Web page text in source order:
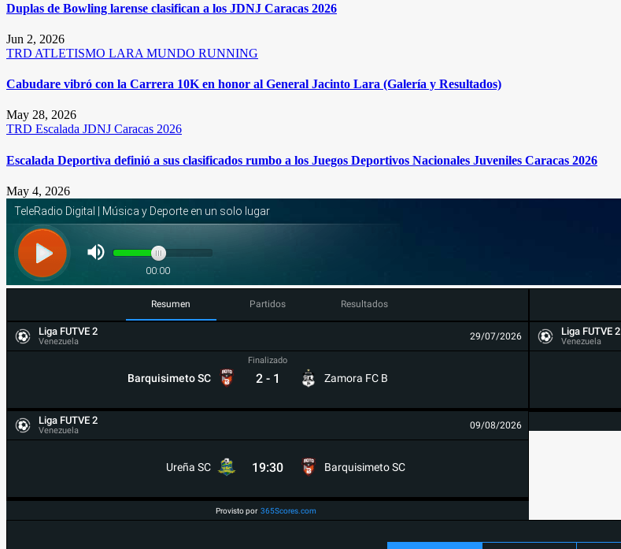
Duplas de Bowling larense clasifican a los JDNJ Caracas 2026
Jun 2, 2026
TRD ATLETISMO LARA MUNDO RUNNING
Cabudare vibró con la Carrera 10K en honor al General Jacinto Lara (Galería y Resultados)
May 28, 2026
TRD Escalada JDNJ Caracas 2026
Escalada Deportiva definió a sus clasificados rumbo a los Juegos Deportivos Nacionales Juveniles Caracas 2026
May 4, 2026
Resumen Partidos Resultados
Liga FUTVE 2
Venezuela 29/07/2026
Barquisimeto SC
Finalizado
2 - 1 Zamora FC B
Liga FUTVE 2
Venezuela 09/08/2026
Ureña SC 19:30 Barquisimeto SC
Provisto por 365Scores.com
Liga FUTVE 2
Venezuela